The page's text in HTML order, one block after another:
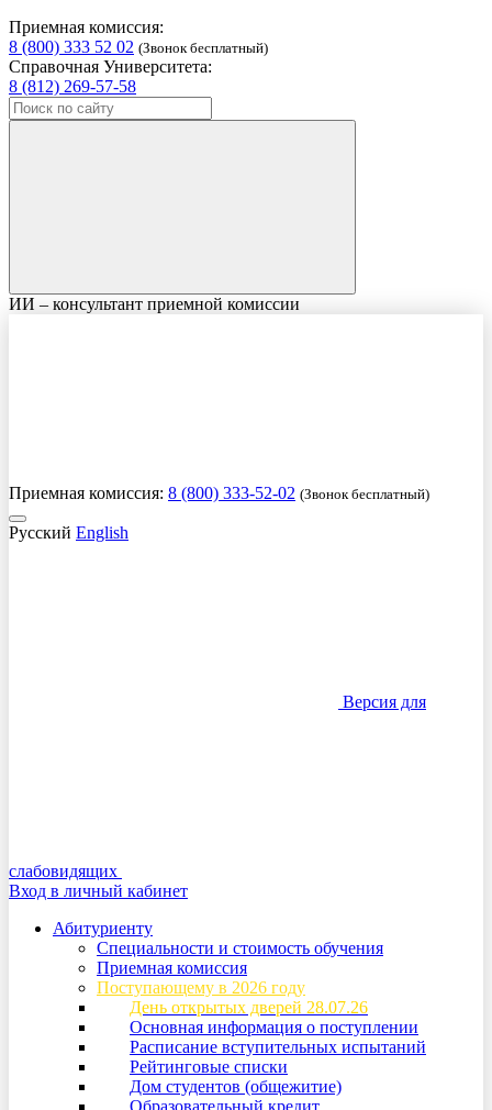
Приемная комиссия:
8 (800) 333 52 02 (Звонок бесплатный)
Справочная Университета:
8 (812) 269-57-58
ИИ – консультант приемной комиссии
Приемная комиссия: 8 (800) 333-52-02 (Звонок бесплатный)
Русский English
Версия для
слабовидящих
Вход в личный кабинет
Абитуриенту
Специальности и стоимость обучения
Приемная комиссия
Поступающему в 2026 году
День открытых дверей 28.07.26
Основная информация о поступлении
Расписание вступительных испытаний
Рейтинговые списки
Дом студентов (общежитие)
Образовательный кредит